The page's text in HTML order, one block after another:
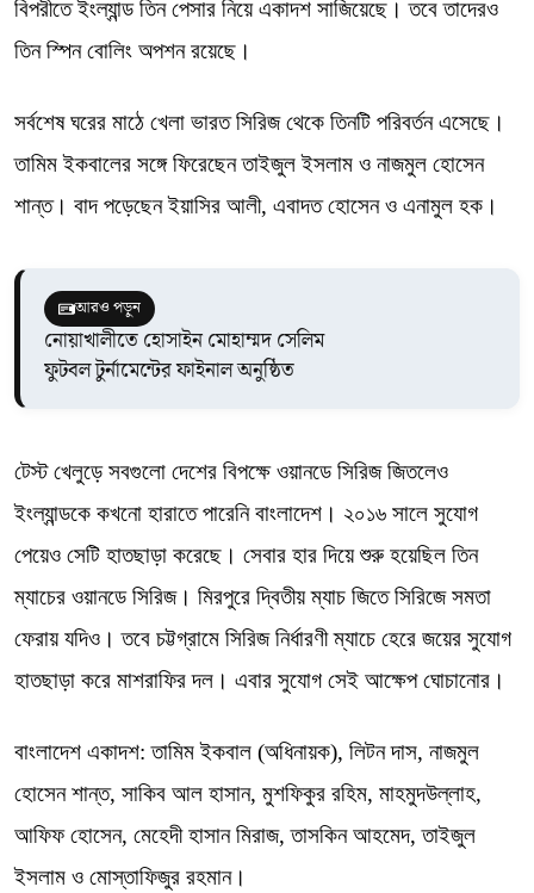
বিপরীতে ইংল্যান্ড তিন পেসার নিয়ে একাদশ সাজিয়েছে। তবে তাদেরও
তিন স্পিন বোলিং অপশন রয়েছে।
সর্বশেষ ঘরের মাঠে খেলা ভারত সিরিজ থেকে তিনটি পরিবর্তন এসেছে।
তামিম ইকবালের সঙ্গে ফিরেছেন তাইজুল ইসলাম ও নাজমুল হোসেন
শান্ত। বাদ পড়েছেন ইয়াসির আলী, এবাদত হোসেন ও এনামুল হক।
আরও পড়ুন
নোয়াখালীতে হোসাইন মোহাম্মদ সেলিম
ফুটবল টুর্নামেন্টের ফাইনাল অনুষ্ঠিত
টেস্ট খেলুড়ে সবগুলো দেশের বিপক্ষে ওয়ানডে সিরিজ জিতলেও
ইংল্যান্ডকে কখনো হারাতে পারেনি বাংলাদেশ। ২০১৬ সালে সুযোগ
পেয়েও সেটি হাতছাড়া করেছে। সেবার হার দিয়ে শুরু হয়েছিল তিন
ম্যাচের ওয়ানডে সিরিজ। মিরপুরে দ্বিতীয় ম্যাচ জিতে সিরিজে সমতা
ফেরায় যদিও। তবে চট্টগ্রামে সিরিজ নির্ধারণী ম্যাচে হেরে জয়ের সুযোগ
হাতছাড়া করে মাশরাফির দল। এবার সুযোগ সেই আক্ষেপ ঘোচানোর।
বাংলাদেশ একাদশ: তামিম ইকবাল (অধিনায়ক), লিটন দাস, নাজমুল
হোসেন শান্ত, সাকিব আল হাসান, মুশফিকুর রহিম, মাহমুদউল্লাহ,
আফিফ হোসেন, মেহেদী হাসান মিরাজ, তাসকিন আহমেদ, তাইজুল
ইসলাম ও মোস্তাফিজুর রহমান।